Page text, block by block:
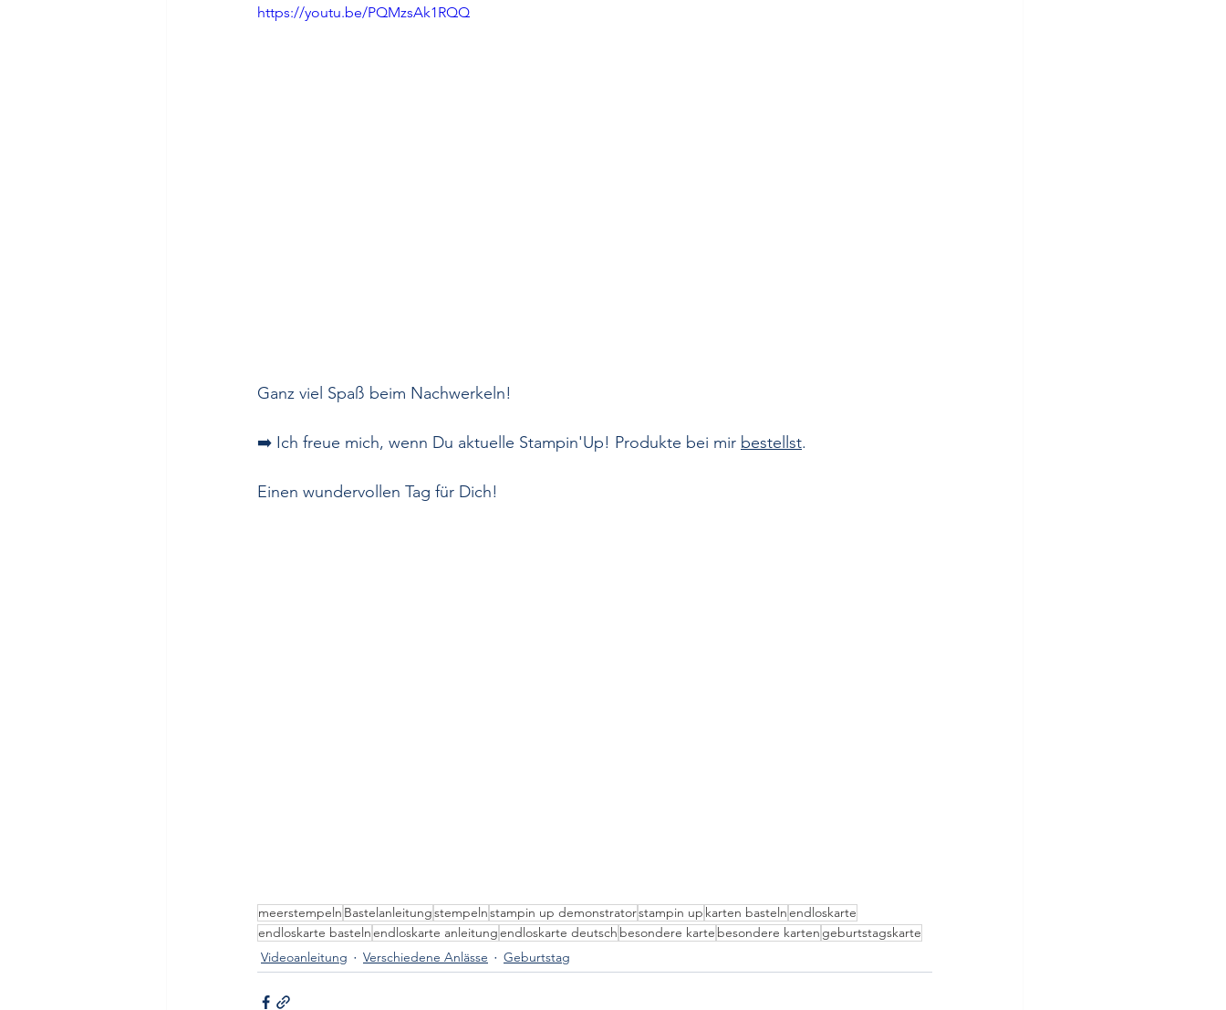
https://youtu.be/PQMzsAk1RQQ
Ganz viel Spaß beim Nachwerkeln!
➡️ Ich freue mich, wenn Du aktuelle Stampin'Up! Produkte bei mir bestellst.
Einen wundervollen Tag für Dich!
meerstempeln Bastelanleitungstempelnstampin up demonstratorstampin up karten bastelnendloskarte
endloskarte bastelnendloskarte anleitungendloskarte deutsch besondere karte besondere karten geburtstagskarte
Videoanleitung
Verschiedene Anlässe Geburtstag